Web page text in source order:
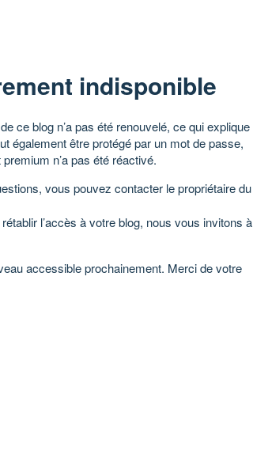
indisponible
ce blog n’a pas été renouvelé, ce qui explique
également être protégé par un mot de passe,
n’a pas été réactivé.
vous pouvez contacter le propriétaire du
l’accès à votre blog, nous vous invitons à
accessible prochainement. Merci de votre